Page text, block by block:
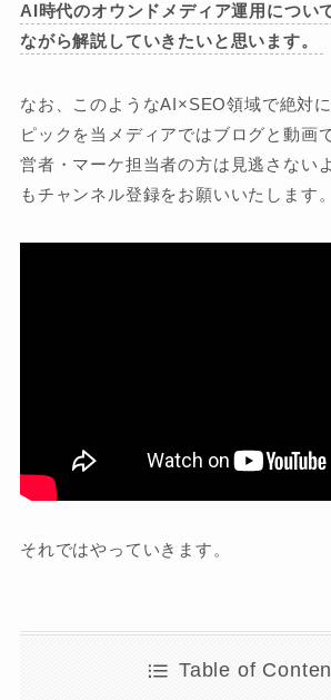
AI時代のオウンドメディア運用につい
ながら解説していきたいと思います。
なお、このようなAI×SEO領域で絶対
ピックを当メディアではブログと動画
営者・マーケ担当者の方は見逃さない
もチャンネル登録をお願いいたします。
それではやっていきます。
Table of